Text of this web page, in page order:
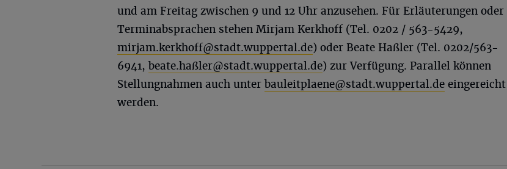
und am Freitag zwischen 9 und 12 Uhr anzusehen. Für Erläuterungen oder
Terminabsprachen stehen Mirjam Kerkhoff (Tel. 0202 / 563-5429,
mirjam.kerkhoff@stadt.wuppertal.de) oder Beate Haßler (Tel. 0202/563-
6941, beate.haßler@stadt.wuppertal.de) zur Verfügung. Parallel können
Stellungnahmen auch unter bauleitplaene@stadt.wuppertal.de eingereicht
werden.